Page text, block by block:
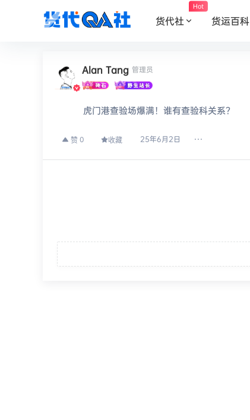
货代社
Hot
货运百科
Alan Tang 管理员
虎门港查验场爆满！谁有查验科关系？
赞 0 收藏 25年6月2日